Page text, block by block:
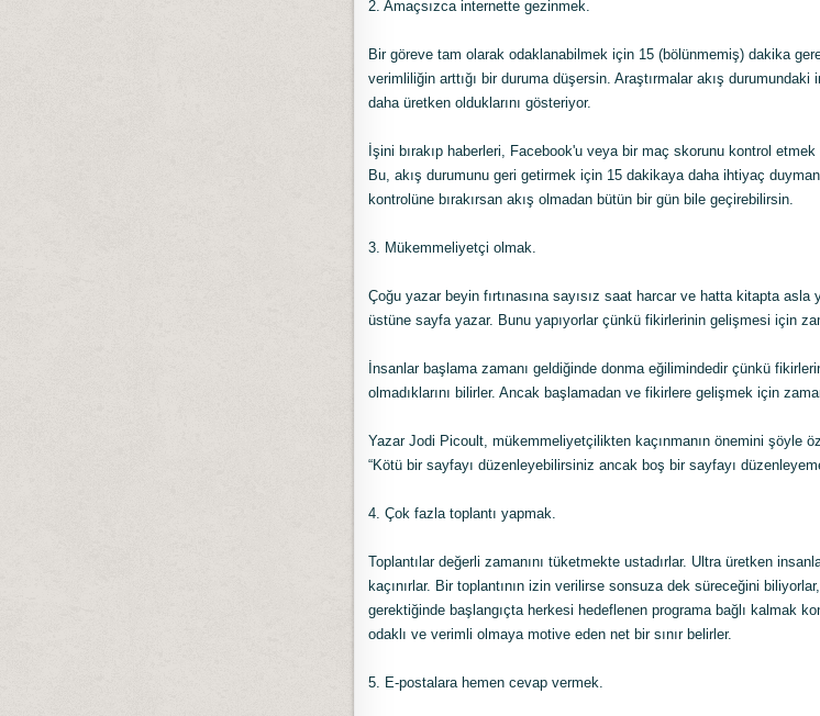
2. Amaçsızca internette gezinmek.
Bir göreve tam olarak odaklanabilmek için 15 (bölünmemiş) dakika
verimliliğin arttığı bir duruma düşersin. Araştırmalar akış
daha üretken olduklarını gösteriyor.
İşini bırakıp haberleri, Facebook'u veya bir maç skorunu kontrol
Bu, akış durumunu geri getirmek için 15 dakikaya daha ihtiyaç
kontrolüne bırakırsan akış olmadan bütün bir gün bile geçirebilirsin.
3. Mükemmeliyetçi olmak.
Çoğu yazar beyin fırtınasına sayısız saat harcar ve hatta kitapta
üstüne sayfa yazar. Bunu yapıyorlar çünkü fikirlerinin gelişmesi için
İnsanlar başlama zamanı geldiğinde donma eğilimindedir çünkü
olmadıklarını bilirler. Ancak başlamadan ve fikirlere gelişmek için
Yazar Jodi Picoult, mükemmeliyetçilikten kaçınmanın önemini şöyle
“Kötü bir sayfayı düzenleyebilirsiniz ancak boş bir sayfayı
4. Çok fazla toplantı yapmak.
Toplantılar değerli zamanını tüketmekte ustadırlar. Ultra üretken
kaçınırlar. Bir toplantının izin verilirse sonsuza dek süreceğini
gerektiğinde başlangıçta herkesi hedeflenen programa bağlı kalmak
odaklı ve verimli olmaya motive eden net bir sınır belirler.
5. E-postalara hemen cevap vermek.